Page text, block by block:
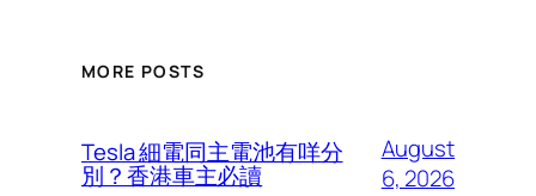
MORE POSTS
Tesla 細電同主電池有咩分
別？香港車主必讀
August
6, 2026